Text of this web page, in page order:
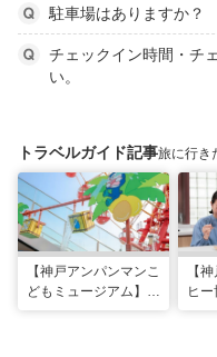
駐車場はありますか？
チェックイン時間・チ
い。
トラベルガイド記事旅に行き
【神戸アンパンマンこ
どもミュージアム】夏
【
ヒ